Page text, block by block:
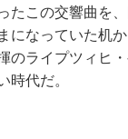
たこの交響曲を
になっていた机
のライプツィヒ
代だ。